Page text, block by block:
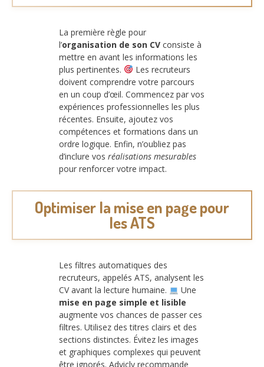
La première règle pour
l’organisation de son CV consiste à
mettre en avant les informations les
plus pertinentes.
Les recruteurs
doivent comprendre votre parcours
en un coup d’œil. Commencez par vos
expériences professionnelles les plus
récentes. Ensuite, ajoutez vos
compétences et formations dans un
ordre logique. Enfin, n’oubliez pas
d’inclure vos réalisations mesurables
pour renforcer votre impact.
Optimiser la mise en page pour
les ATS
Les filtres automatiques des
recruteurs, appelés ATS, analysent les
CV avant la lecture humaine.
Une
mise en page simple et lisible
augmente vos chances de passer ces
filtres. Utilisez des titres clairs et des
sections distinctes. Évitez les images
et graphiques complexes qui peuvent
être ignorés. Advicly recommande